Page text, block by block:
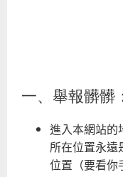
一、舉報髒髒
進入本網站的
所在位置永遠
位置（要看你